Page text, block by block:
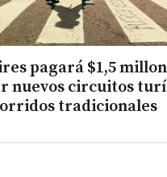
pagará $1,5
nuevos circuitos
tradicionales